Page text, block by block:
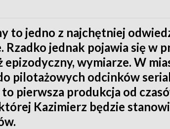
to jedno z najchętniej
Rzadko jednak pojawia się w
epizodyczny, wymiarze. W
pilotażowych odcinków
to pierwsza produkcja od
Kazimierz będzie